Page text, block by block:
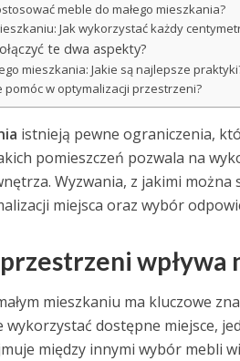
meble do małego mieszkania?
Jak wykorzystać każdy
te dwa aspekty?
mieszkania: Jakie są najlepsze
pomóc w optymalizacji przestrzeni?
istnieją pewne ograniczenia,
pomieszczeń pozwala na
Wyzwania, z jakimi
miejsca oraz wybór
wpływa
mieszkaniu ma kluczowe
dostępne miejsce,
między innymi wybór mebli